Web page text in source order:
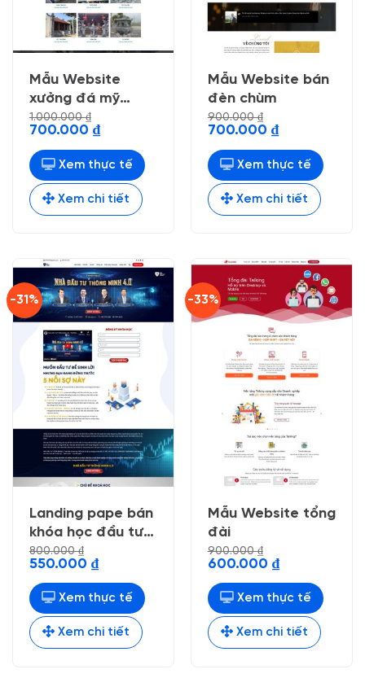
Mẫu Website
xưởng đá mỹ
nghệ
1.000.000₫
Giá
là:
1.000.000 ₫.
700.000 ₫Giá
hiện
tại
là:
700.000 ₫.
Xem thực tế
Xem chi tiết
Mẫu Website bán
đèn chùm
900.000₫
Giá
là:
900.000 ₫.
700.000 ₫Giá
hiện
tại
là:
700.000 ₫.
Xem thực tế
Xem chi tiết
-31%
Landing pape bán
khóa học đầu tư
doanh nhân
800.000₫
Giá
là:
800.000 ₫.
550.000 ₫Giá
hiện
tại
là:
550.000 ₫.
Xem thực tế
Xem chi tiết
-33%
Mẫu Website tổng
đài
900.000₫
Giá
là:
900.000 ₫.
600.000 ₫Giá
hiện
tại
là:
600.000 ₫.
Xem thực tế
Xem chi tiết